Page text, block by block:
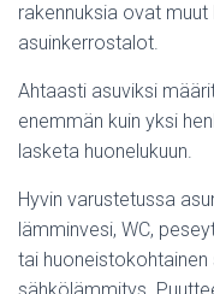
rakennuksia ovat
asuinkerrostalot.
Ahtaasti asuviksi
enemmän kuin yksi
lasketa huonelukuun.
Hyvin varustetussa
lämminvesi, WC,
tai huoneistokohtainen